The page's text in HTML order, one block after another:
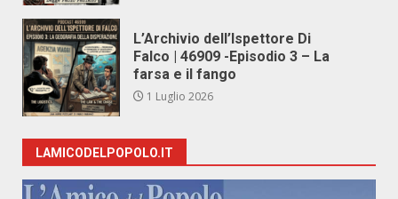
L’Archivio dell’Ispettore Di
Falco | 46909 -Episodio 3 – La
farsa e il fango
1 Luglio 2026
LAMICODELPOPOLO.IT